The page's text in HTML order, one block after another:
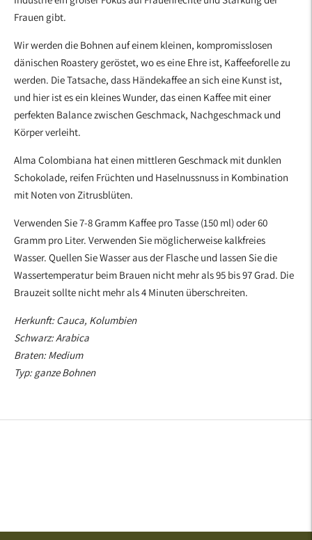
Frauen gibt.
Wir werden die Bohnen auf einem kleinen, kompromisslosen
dänischen Roastery geröstet, wo es eine Ehre ist, Kaffeeforelle zu
werden. Die Tatsache, dass Händekaffee an sich eine Kunst ist,
und hier ist es ein kleines Wunder, das einen Kaffee mit einer
perfekten Balance zwischen Geschmack, Nachgeschmack und
Körper verleiht.
Alma Colombiana hat einen mittleren Geschmack mit dunklen
Schokolade, reifen Früchten und Haselnussnuss in Kombination
mit Noten von Zitrusblüten.
Verwenden Sie 7-8 Gramm Kaffee pro Tasse (150 ml) oder 60
Gramm pro Liter. Verwenden Sie möglicherweise kalkfreies
Wasser. Quellen Sie Wasser aus der Flasche und lassen Sie die
Wassertemperatur beim Brauen nicht mehr als 95 bis 97 Grad. Die
Brauzeit sollte nicht mehr als 4 Minuten überschreiten.
Herkunft: Cauca, Kolumbien
Schwarz: Arabica
Braten: Medium
Typ: ganze Bohnen